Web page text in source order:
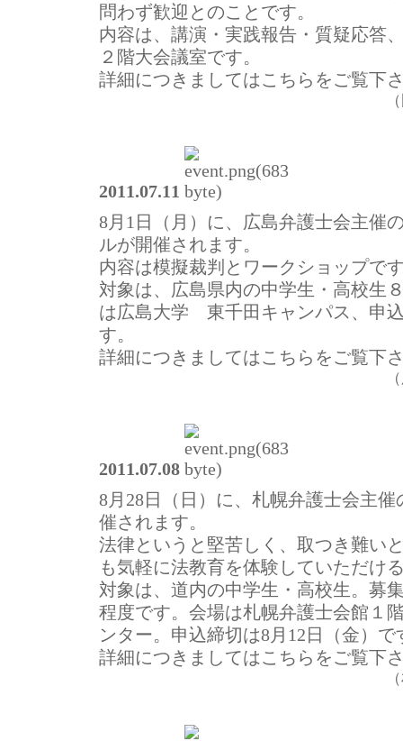
問わず歓迎とのことです。
内容は、講演・実践報告・質疑応答
２階大会議室です。
詳細につきましてはこちらをご覧下
2011.07.11
8月1日（月）に、広島弁護士会主催
ルが開催されます。
内容は模擬裁判とワークショップで
対象は、広島県内の中学生・高校生
は広島大学 東千田キャンパス、申
す。
詳細につきましてはこちらをご覧下
2011.07.08
8月28日（日）に、札幌弁護士会主
催されます。
法律というと堅苦しく、取つき難い
も気軽に法教育を体験していただけ
対象は、道内の中学生・高校生。募
程度です。会場は札幌弁護士会館１
ンター。申込締切は8月12日（金）で
詳細につきましてはこちらをご覧下